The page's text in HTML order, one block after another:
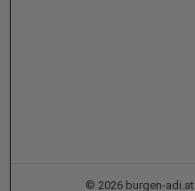
© 2026 burgen-adi.at